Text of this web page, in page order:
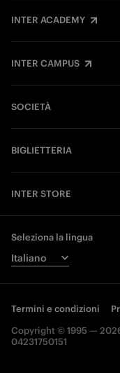
INTER ACADEMY
INTER CAMPUS
SOCIETÀ
BIGLIETTERIA
INTER STORE
Seleziona la lingua
Termini e condizioni
Copyright © 1995 —
04231750151